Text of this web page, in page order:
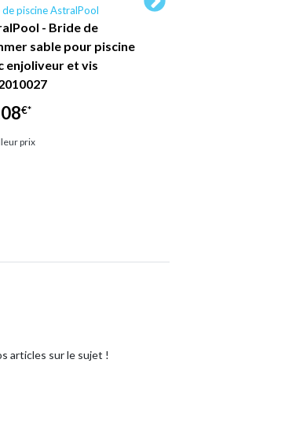
piscine AstralPool
- Bride de
sable pour piscine
enjoliveur et vis
€*
prix
articles sur le sujet !